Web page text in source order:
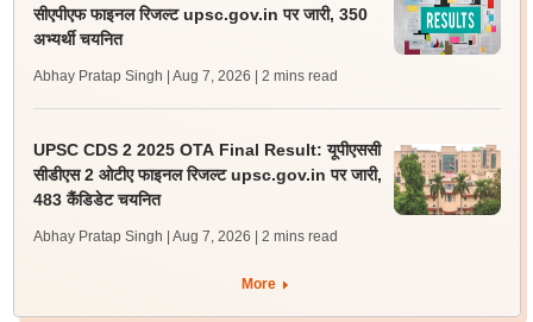
सीएपीएफ फाइनल रिजल्ट upsc.gov.in पर जारी, 350
अभ्यर्थी चयनित
Abhay Pratap Singh | Aug 7, 2026 | 2 mins read
UPSC CDS 2 2025 OTA Final Result: यूपीएससी
सीडीएस 2 ओटीए फाइनल रिजल्ट upsc.gov.in पर जारी,
483 कैंडिडेट चयनित
Abhay Pratap Singh | Aug 7, 2026 | 2 mins read
More